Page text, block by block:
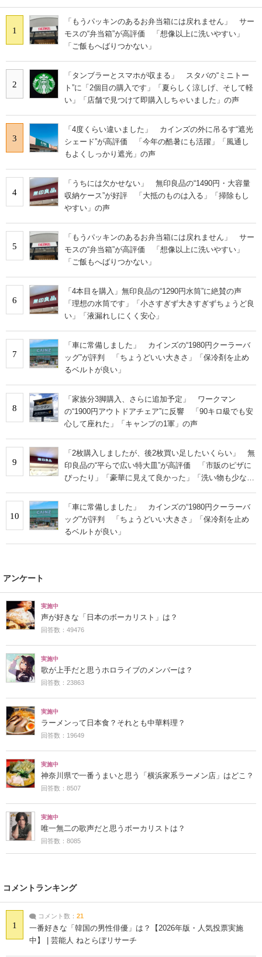
1
「もうパッキンのあるお弁当箱には戻れません」 サー
モスの“弁当箱”が高評価 「想像以上に洗いやすい」
「ご飯もへばりつかない」
2
「タンブラーとスマホが収まる」 スタバの“ミニトー
ト”に「2個目の購入です」「夏らしく涼しげ、そして軽
い」「店舗で見つけて即購入しちゃいました」の声
3
「4度くらい違いました」 カインズの外に吊るす“遮光
シェード”が高評価 「今年の酷暑にも活躍」「風通し
もよくしっかり遮光」の声
4
「うちには欠かせない」 無印良品の“1490円・大容量
収納ケース”が好評 「大抵のものは入る」「掃除もし
やすい」の声
5
「もうパッキンのあるお弁当箱には戻れません」 サー
モスの“弁当箱”が高評価 「想像以上に洗いやすい」
「ご飯もへばりつかない」
6
「4本目を購入」無印良品の“1290円水筒”に絶賛の声
「理想の水筒です」「小さすぎず大きすぎずちょうど良
い」「液漏れしにくく安心」
7
「車に常備しました」 カインズの“1980円クーラーバ
ッグ”が評判 「ちょうどいい大きさ」「保冷剤を止め
るベルトが良い」
8
「家族分3脚購入、さらに追加予定」 ワークマン
の“1900円アウトドアチェア”に反響 「90キロ級でも安
心して座れた」「キャンプの1軍」の声
9
「2枚購入しましたが、後2枚買い足したいくらい」 無
印良品の“平らで広い特大皿”が高評価 「市販のピザに
ぴったり」「豪華に見えて良かった」「洗い物も少なく
10
「車に常備しました」 カインズの“1980円クーラーバ
ッグ”が評判 「ちょうどいい大きさ」「保冷剤を止め
るベルトが良い」
アンケート
実施中
声が好きな「日本のボーカリスト」は？
回答数：49476
実施中
歌が上手だと思うホロライブのメンバーは？
回答数：23863
実施中
ラーメンって日本食？それとも中華料理？
回答数：19649
実施中
神奈川県で一番うまいと思う「横浜家系ラーメン店」はどこ？
回答数：8507
実施中
唯一無二の歌声だと思うボーカリストは？
回答数：8085
コメントランキング
1
コメント数： 21
一番好きな「韓国の男性俳優」は？【2026年版・人気投票実施
中】 | 芸能人 ねとらぼリサーチ